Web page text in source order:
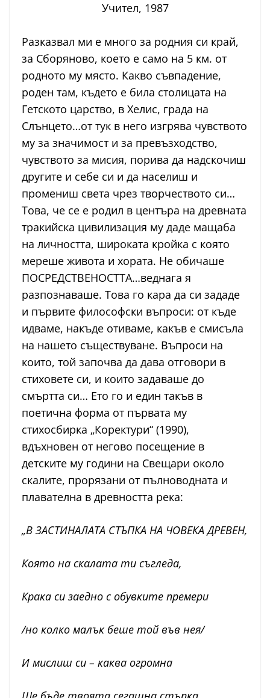
Учител, 1987
Разказвал ми е много за родния си край,
за Сборяново, което е само на 5 км. от
родното му място. Какво съвпадение,
роден там, където е била столицата на
Гетското царство, в Хелис, града на
Слънцето…от тук в него изгрява чувството
му за значимост и за превъзходство,
чувството за мисия, порива да надскочиш
другите и себе си и да населиш и
промениш света чрез творчеството си…
Това, че се е родил в центъра на древната
тракийска цивилизация му даде мащаба
на личността, широката кройка с която
мереше живота и хората. Не обичаше
ПОСРЕДСТВЕНОСТТА…веднага я
разпознаваше. Това го кара да си зададе
и първите философски въпроси: от къде
идваме, накъде отиваме, какъв е смисъла
на нашето съществуване. Въпроси на
които, той започва да дава отговори в
стиховете си, и които задаваше до
смъртта си… Ето го и един такъв в
поетична форма от първата му
стихосбирка „Коректури“ (1990),
вдъхновен от негово посещение в
детските му години на Свещари около
скалите, прорязани от пълноводната и
плавателна в древността река:
„В ЗАСТИНАЛАТА СТЪПКА НА ЧОВЕКА ДРЕВЕН,
Която на скалата ти съгледа,
Крака си заедно с обувките премери
/но колко малък беше той във нея/
И мислиш си – каква огромна